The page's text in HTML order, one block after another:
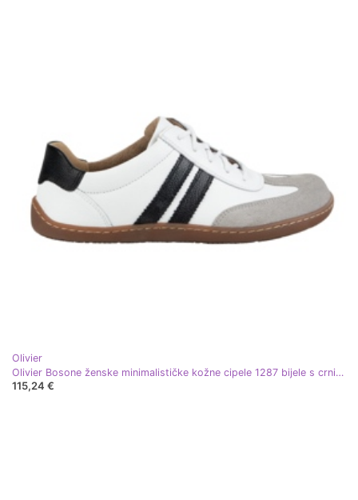
Olivier
Olivier Bosone ženske minimalističke kožne cipele 1287 bijele s crnim tenisicama bijela
115,24 €